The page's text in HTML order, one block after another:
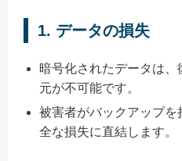
1. データの損失
暗号化されたデータは
元が不可能です。
被害者がバックアップ
全な損失に直結します。